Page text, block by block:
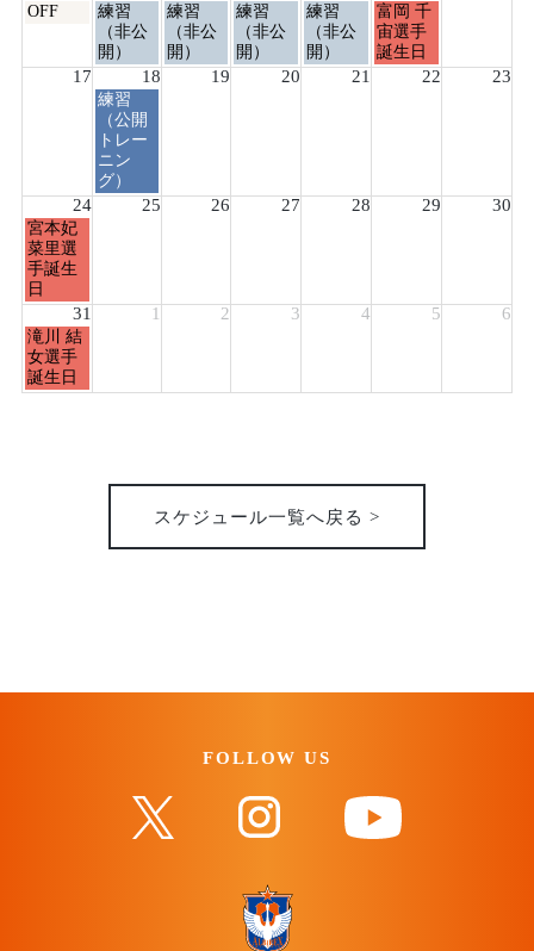
月
8
OFF
火
曜
日,
8
月
11th
2026
練習
（非公
開）
水
曜
日,
8
練習
（非公
開）
木
曜
日,
8
練習
（非公
開）
金
曜
日,
8
練習
（非公
開）
土
曜
日,
8
富岡 千
宙選手
誕生日
17 18 19 20 21 22 23
火
曜
日,
8
月
18th
練習
（公開
トレー
ニン
グ）
24 25 26 27 28 29 30
月
曜
日,
8
月
24th
2026
宮本妃
菜里選
手誕生
日
31 1 2 3 4 5 6
月
曜
日,
8
滝川 結
女選手
誕生日
スケジュール一覧へ戻る >
FOLLOW US